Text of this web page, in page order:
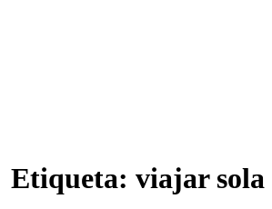
Etiqueta: viajar sola